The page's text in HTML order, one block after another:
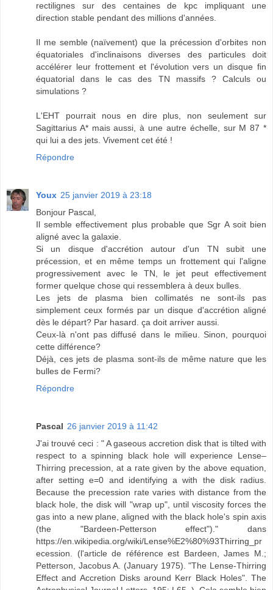
rectilignes sur des centaines de kpc impliquant une
direction stable pendant des millions d'années.
Il me semble (naïvement) que la précession d'orbites non
équatoriales d'inclinaisons diverses des particules doit
accélérer leur frottement et l'évolution vers un disque fin
équatorial dans le cas des TN massifs ? Calculs ou
simulations ?
L'EHT pourrait nous en dire plus, non seulement sur
Sagittarius A* mais aussi, à une autre échelle, sur M 87 *
qui lui a des jets. Vivement cet été !
Répondre
Youx 25 janvier 2019 à 23:18
Bonjour Pascal,
Il semble effectivement plus probable que Sgr A soit bien
aligné avec la galaxie.
Si un disque d'accrétion autour d'un TN subit une
précession, et en même temps un frottement qui l'aligne
progressivement avec le TN, le jet peut effectivement
former quelque chose qui ressemblera à deux bulles.
Les jets de plasma bien collimatés ne sont-ils pas
simplement ceux formés par un disque d'accrétion aligné
dès le départ? Par hasard. ça doit arriver aussi.
Ceux-là n'ont pas diffusé dans le milieu. Sinon, pourquoi
cette différence?
Déjà, ces jets de plasma sont-ils de même nature que les
bulles de Fermi?
Répondre
Pascal 26 janvier 2019 à 11:42
J'ai trouvé ceci : " A gaseous accretion disk that is tilted with
respect to a spinning black hole will experience Lense–
Thirring precession, at a rate given by the above equation,
after setting e=0 and identifying a with the disk radius.
Because the precession rate varies with distance from the
black hole, the disk will "wrap up", until viscosity forces the
gas into a new plane, aligned with the black hole's spin axis
(the "Bardeen-Petterson effect")." dans
https://en.wikipedia.org/wiki/Lense%E2%80%93Thirring_pr
ecession. (l'article de référence est Bardeen, James M.;
Petterson, Jacobus A. (January 1975). "The Lense-Thirring
Effect and Accretion Disks around Kerr Black Holes". The